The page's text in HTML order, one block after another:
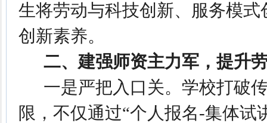
生将劳动与科技创新、服务模
创新素养。
二、建强师资主力军，提升
一是严把入口关。学校打破
限，不仅通过“个人报名-集体试